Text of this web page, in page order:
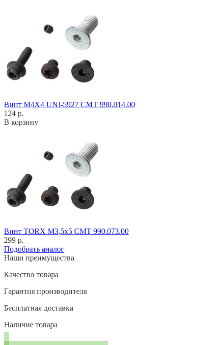
Винт M4X4 UNI-5927 CMT 990.014.00
124 р.
В корзину
Винт TORX M3,5x5 CMT 990.073.00
299 р.
Подобрать аналог
Наши преимущества
Качество товара
Гарантия производителя
Бесплатная доставка
Наличие товара